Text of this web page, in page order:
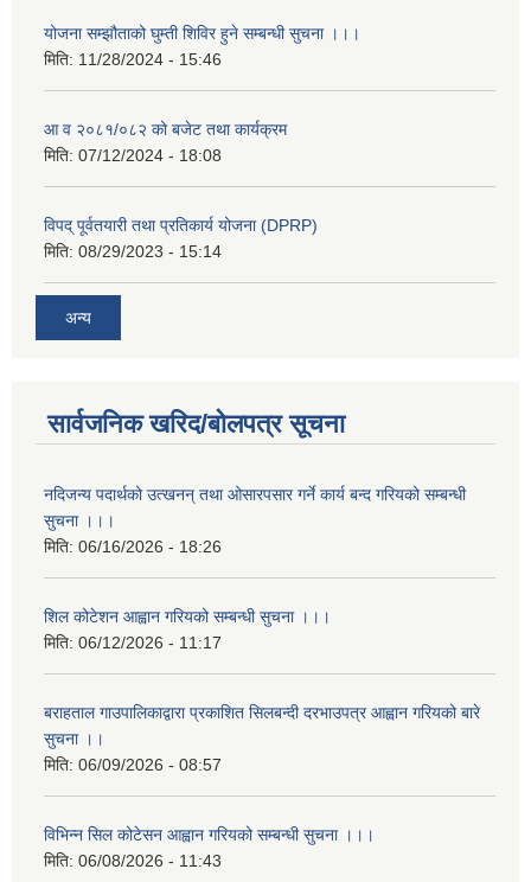
योजना सम्झौताको घुम्ती शिविर हुने सम्बन्धी सुचना ।।।
मिति: 11/28/2024 - 15:46
आ व २०८१/०८२ को बजेट तथा कार्यक्रम
मिति: 07/12/2024 - 18:08
विपद् पूर्वतयारी तथा प्रतिकार्य योजना (DPRP)
मिति: 08/29/2023 - 15:14
अन्य
सार्वजनिक खरिद/बोलपत्र सूचना
नदिजन्य पदार्थको उत्खनन् तथा ओसारपसार गर्ने कार्य बन्द गरियको सम्बन्धी
सुचना ।।।
मिति: 06/16/2026 - 18:26
शिल कोटेशन आह्वान गरियको सम्बन्धी सुचना ।।।
मिति: 06/12/2026 - 11:17
बराहताल गाउपालिकाद्वारा प्रकाशित सिलबन्दी दरभाउपत्र आह्वान गरियको बारे
सुचना ।।
मिति: 06/09/2026 - 08:57
विभिन्न सिल कोटेसन आह्वान गरियको सम्बन्धी सुचना ।।।
मिति: 06/08/2026 - 11:43